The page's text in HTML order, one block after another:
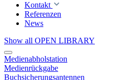
Kontakt
Referenzen
News
Show all OPEN LIBRARY
Medienabholstation
Medienrückgabe
Buchsicherungsantennen